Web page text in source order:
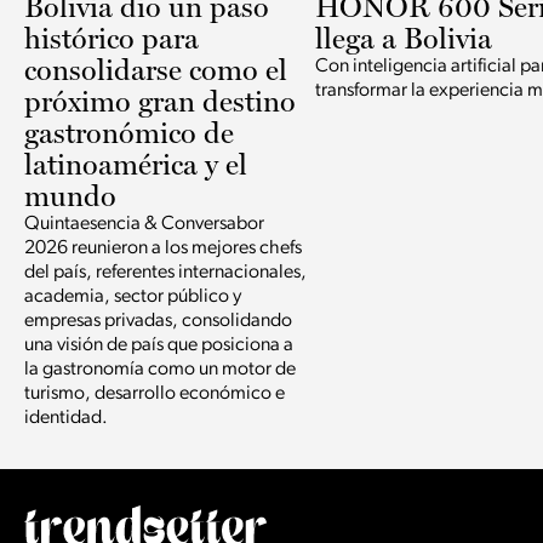
histórico para
consolidarse como el
próximo gran destino
gastronómico de
latinoamérica y el
mundo
Quintaesencia & Conversabor
2026 reunieron a los mejores chefs
del país, referentes internacionales,
academia, sector público y
empresas privadas, consolidando
una visión de país que posiciona a
la gastronomía como un motor de
turismo, desarrollo económico e
identidad.
llega a Bolivia
Con inteligencia artificial
transformar la experiencia